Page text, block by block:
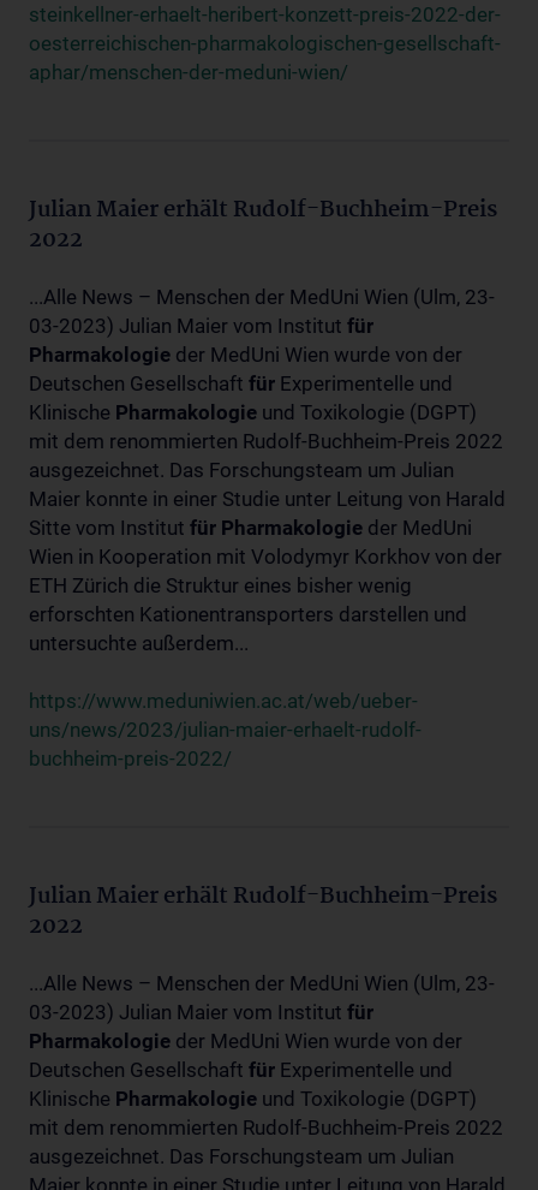
steinkellner-erhaelt-heribert-konzett-preis-2022-der-
oesterreichischen-pharmakologischen-gesellschaft-
aphar/menschen-der-meduni-wien/
Julian Maier erhält Rudolf-Buchheim-Preis
2022
...Alle News – Menschen der MedUni Wien (Ulm, 23-
03-2023) Julian Maier vom Institut für
Pharmakologie der MedUni Wien wurde von der
Deutschen Gesellschaft für Experimentelle und
Klinische Pharmakologie und Toxikologie (DGPT)
mit dem renommierten Rudolf-Buchheim-Preis 2022
ausgezeichnet. Das Forschungsteam um Julian
Maier konnte in einer Studie unter Leitung von Harald
Sitte vom Institut für Pharmakologie der MedUni
Wien in Kooperation mit Volodymyr Korkhov von der
ETH Zürich die Struktur eines bisher wenig
erforschten Kationentransporters darstellen und
untersuchte außerdem...
https://www.meduniwien.ac.at/web/ueber-
uns/news/2023/julian-maier-erhaelt-rudolf-
buchheim-preis-2022/
Julian Maier erhält Rudolf-Buchheim-Preis
2022
...Alle News – Menschen der MedUni Wien (Ulm, 23-
03-2023) Julian Maier vom Institut für
Pharmakologie der MedUni Wien wurde von der
Deutschen Gesellschaft für Experimentelle und
Klinische Pharmakologie und Toxikologie (DGPT)
mit dem renommierten Rudolf-Buchheim-Preis 2022
ausgezeichnet. Das Forschungsteam um Julian
Maier konnte in einer Studie unter Leitung von Harald